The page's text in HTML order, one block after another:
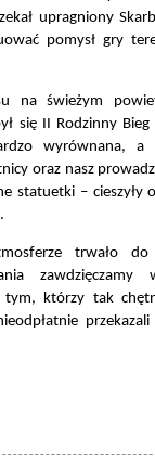
upragniony
pomysł gry
na świeżym
się II Rodzinny Bieg
wyrównana, a
oraz nasz
statuetki – cieszyły
trwało do
zawdzięczamy
tym, którzy tak